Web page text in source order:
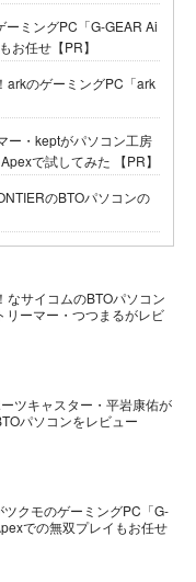
ミングPC「G-GEAR Ai
お任せ【PR】
arkのゲーミングPC「ark
ー・keptがパソコン工房
で試してみた 【PR】
のBTOパソコンの
なサイコムのBTOパソコン
リーマー・つつまるがレビ
ツキャスター・平岩康佑が
パソコンをレビュー
クモのゲーミングPC「G-
での無双プレイもお任せ